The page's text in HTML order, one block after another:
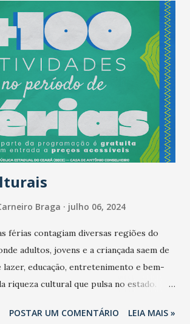
Braga julho 06, 2024
férias contagiam diversas regiões do
adultos, jovens e a criançada saem de
lazer, educação, entretenimento e bem-
riqueza cultural que pulsa no estado.
programação deste mês nos espaços
POSTAR UM COMENTÁRIO LEIA MAIS »